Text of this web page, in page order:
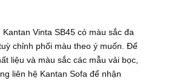
Vinta SB45 có màu sắc đa
chỉnh phối màu theo ý muốn. Để
liệu và màu sắc các mẫu vải bọc,
liên hệ Kantan Sofa để nhận